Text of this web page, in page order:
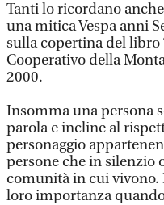
Tanti lo ricordano
una mitica Vespa anni
sulla copertina del libro
Cooperativo della
2000.
Insomma una persona
parola e incline al
personaggio
persone che in silenzio
comunità in cui vivono.
loro importanza